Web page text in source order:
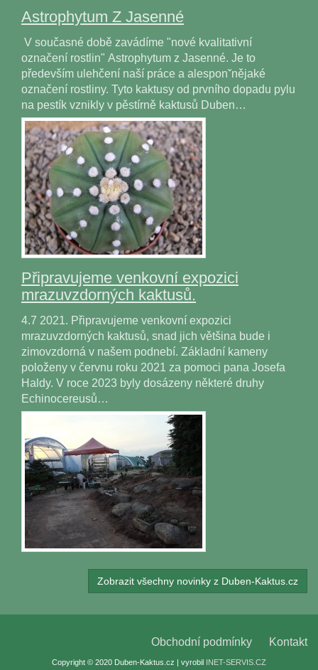
Astrophytum Z Jasenné
V současné době zavádíme "nové kvalitativní
označení rostlin" Astrophytum z Jasenné. Je to
především ulehčení naší práce a alesponˇnějaké
označení rostliny. Tyto kaktusy od prvního dopadu pylu
na pestík vznikly v pěstírně kaktusů Duben…
Připravujeme venkovní expozici
mrazuvzdorných kaktusů.
4.7 2021. Připravujeme venkovní expozici
mrazuvzdorných kaktusů, snad jich většina bude i
zimovzdorná v našem podnebí. Základní kameny
položeny v červnu roku 2021 za pomoci pana Josefa
Haldy. V roce 2023 byly dosázeny některé druhy
Echinocereusů…
Zobrazit všechny novinky z Duben-Kaktus.cz
Obchodní podmínky Kontakt
Copyright © 2020 Duben-Kaktus.cz | vyrobil INET-SERVIS.CZ